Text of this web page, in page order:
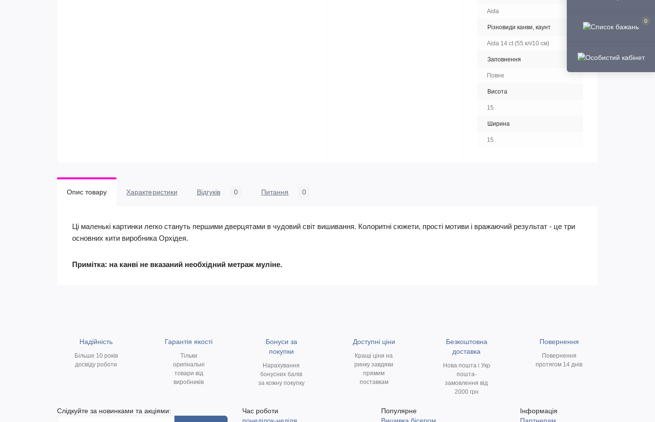
0
Aida
Різновиди канви, каунт
Aida 14 ct (55 кл/10 см)
Заповнення
Повне
Висота
15
Ширина
15
Опис товару Характеристики Відгуків 0 Питання 0
Ці маленькі картинки легко стануть першими дверцятами в чудовий світ вишивання. Колоритні сюжети, прості мотиви і вражаючий результат - це три
основних кити виробника Орхідея.
Примітка: на канві не вказаний необхідний метраж муліне.
Надійність
Більше 10 років
досвіду роботи
Гарантія якості
Тільки
оригінальні
товари від
виробників
Бонуси за
покупки
Нарахування
бонусних балів
за кожну покупку
Доступні ціни
Кращі ціни на
ринку завдяки
прямим
поставкам
Безкоштовна
доставка
Нова пошта і Укр
пошта-
замовлення від
2000 грн
Повернення
Повернення
протягом 14 днів
Слідкуйте за новинками та акціями:
Час роботи
Популярне
Інформація